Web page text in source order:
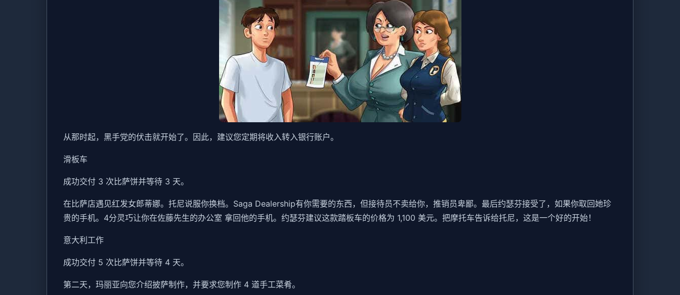
从那时起，黑手党的伏击就开始了。因此，建议您定期将收入转入银行账户。
滑板车
成功交付 3 次比萨饼并等待 3 天。
在比萨店遇见红发女郎蒂娜。托尼说服你换档。Saga Dealership有你需要的东西，但接待员不卖给你，推销员卑鄙。最后约瑟芬接受了，如果你取回她珍
贵的手机。4分灵巧让你在佐藤先生的办公室 拿回他的手机。约瑟芬建议这款踏板车的价格为 1,100 美元。把摩托车告诉给托尼，这是一个好的开始！
意大利工作
成功交付 5 次比萨饼并等待 4 天。
第二天，玛丽亚向您介绍披萨制作，并要求您制作 4 道手工菜肴。